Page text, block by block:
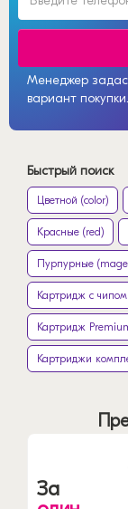
Менеджер
вариант покупки.
Быстрый поиск
Цветной (color)
Красные (red)
Пурпурные
Картридж с чипом
Картридж
Картриджи
За